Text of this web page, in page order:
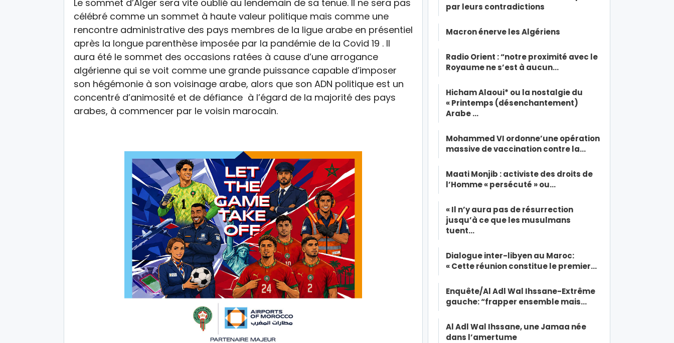
Le sommet d’Alger sera vite oublié au lendemain de sa tenue. Il ne sera pas
célébré comme un sommet à haute valeur politique mais comme une
rencontre administrative des pays membres de la ligue arabe en présentiel
après la longue parenthèse imposée par la pandémie de la Covid 19 . Il
aura été le sommet des occasions ratées à cause d’une arrogance
algérienne qui se voit comme une grande puissance capable d’imposer
son hégémonie à son voisinage arabe, alors que son ADN politique est un
concentré d’animosité et de défiance à l’égard de la majorité des pays
arabes, à commencer par le voisin marocain.
par leurs contradictions
Macron énerve les Algériens
Radio Orient : “notre proximité avec le
Royaume ne s’est à aucun…
Hicham Alaoui* ou la nostalgie du
« Printemps (désenchantement)
Arabe …
Mohammed VI ordonne’une opération
massive de vaccination contre la…
Maati Monjib : activiste des droits de
l’Homme « persécuté » ou…
« Il n’y aura pas de résurrection
jusqu’à ce que les musulmans
tuent…
Dialogue inter-libyen au Maroc:
« Cette réunion constitue le premier…
Enquête/Al Adl Wal Ihssane-Extrême
gauche: “frapper ensemble mais…
Al Adl Wal Ihssane, une Jamaa née
dans l’amertume